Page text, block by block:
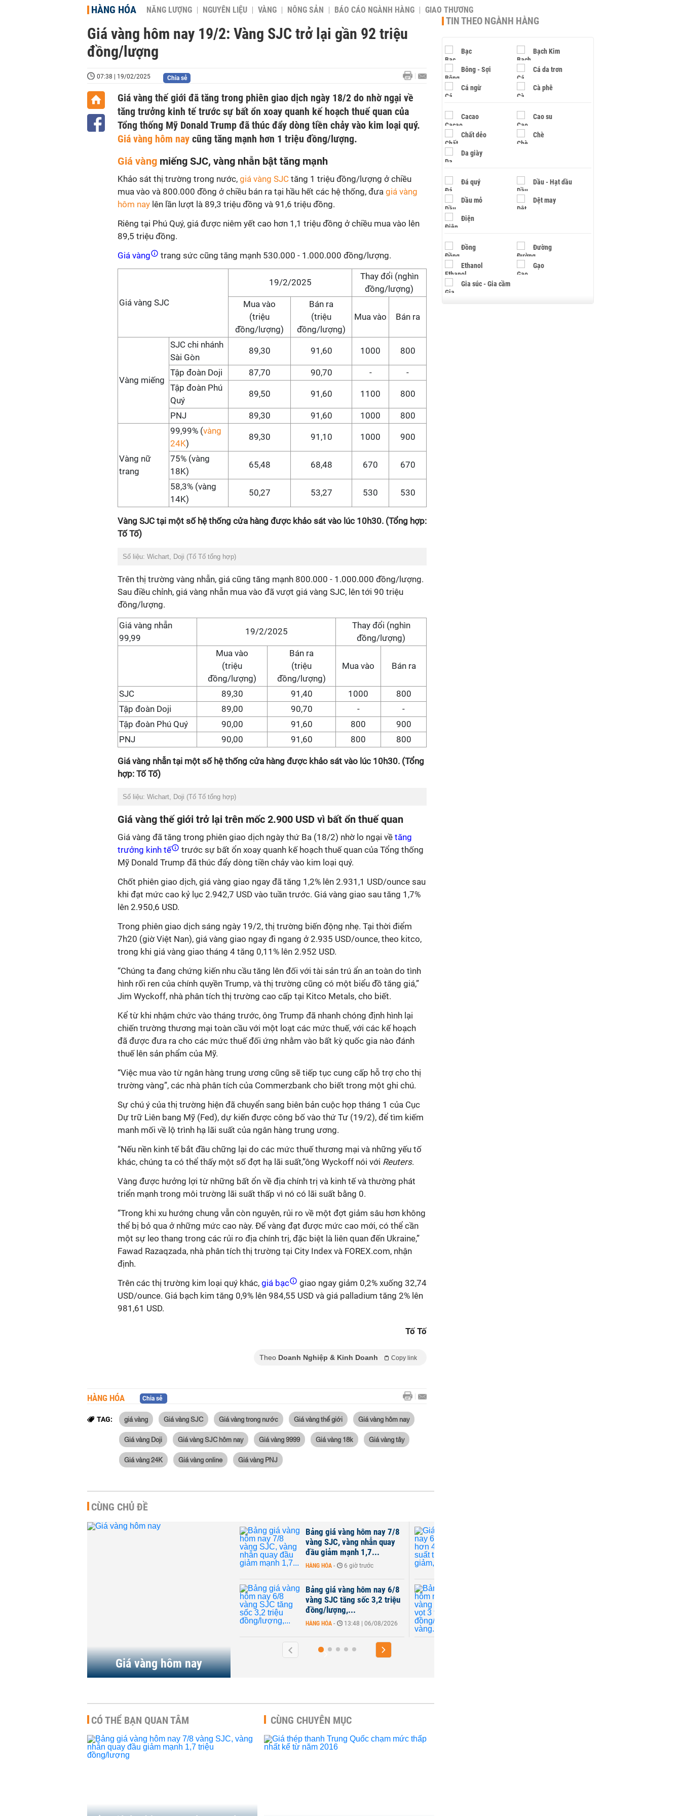
HÀNG HÓA NĂNG LƯỢNG NGUYÊN LIỆU VÀNG NÔNG SẢN BÁO CÁO NGÀNH HÀNG GIAO THƯƠNG
Giá vàng hôm nay 19/2: Vàng SJC trở lại gần 92 triệu
đồng/lượng
07:38 | 19/02/2025 Chia sẻ
Giá vàng thế giới đã tăng trong phiên giao dịch ngày 18/2 do nhờ ngại về
tăng trưởng kinh tế trước sự bất ổn xoay quanh kế hoạch thuế quan của
Tổng thống Mỹ Donald Trump đã thúc đẩy dòng tiền chảy vào kim loại quý.
Giá vàng hôm nay cũng tăng mạnh hơn 1 triệu đồng/lượng.
Giá vàng miếng SJC, vàng nhẫn bật tăng mạnh
Khảo sát thị trường trong nước, giá vàng SJC tăng 1 triệu đồng/lượng ở chiều
mua vào và 800.000 đồng ở chiều bán ra tại hầu hết các hệ thống, đưa giá vàng
hôm nay lên lần lượt là 89,3 triệu đồng và 91,6 triệu đồng.
Riêng tại Phú Quý, giá được niêm yết cao hơn 1,1 triệu đồng ở chiều mua vào lên
89,5 triệu đồng.
Giá vàng
trang sức cũng tăng mạnh 530.000 - 1.000.000 đồng/lượng.
Giá vàng SJC
19/2/2025
Thay đổi (nghìn
đồng/lượng)
Mua vào
(triệu
đồng/lượng)
Bán ra
(triệu
đồng/lượng)
Mua vào Bán ra
Vàng miếng
SJC chi nhánh
Sài Gòn
89,30 91,60 1000 800
Tập đoàn Doji 87,70 90,70 -
-
Tập đoàn Phú
Quý
89,50 91,60 1100 800
PNJ 89,30 91,60 1000 800
Vàng nữ
trang
99,99% (vàng
24K)
89,30 91,10 1000 900
75% (vàng
18K)
65,48 68,48 670 670
58,3% (vàng
14K)
50,27 53,27 530 530
Vàng SJC tại một số hệ thống cửa hàng được khảo sát vào lúc 10h30. (Tổng hợp:
Tố Tố)
Số liệu: Wichart, Doji (Tố Tố tổng hợp)
Trên thị trường vàng nhẫn, giá cũng tăng mạnh 800.000 - 1.000.000 đồng/lượng.
Sau điều chỉnh, giá vàng nhẫn mua vào đã vượt giá vàng SJC, lên tới 90 triệu
đồng/lượng.
Giá vàng nhẫn
99,99
19/2/2025
Thay đổi (nghìn
đồng/lượng)
Mua vào
(triệu
đồng/lượng)
Bán ra
(triệu
đồng/lượng)
Mua vào Bán ra
SJC 89,30 91,40 1000
800
Tập đoàn Doji
89,00 90,70 -
-
Tập đoàn Phú Quý
90,00 91,60 800
900
PNJ
90,00 91,60 800 800
Giá vàng nhẫn tại một số hệ thống cửa hàng được khảo sát vào lúc 10h30. (Tổng
hợp: Tố Tố)
Số liệu: Wichart, Doji (Tố Tố tổng hợp)
Giá vàng thế giới trở lại trên mốc 2.900 USD vì bất ổn thuế quan
Giá vàng đã tăng trong phiên giao dịch ngày thứ Ba (18/2) nhờ lo ngại về tăng
trưởng kinh tế
trước sự bất ổn xoay quanh kế hoạch thuế quan của Tổng thống
Mỹ Donald Trump đã thúc đẩy dòng tiền chảy vào kim loại quý.
Chốt phiên giao dịch, giá vàng giao ngay đã tăng 1,2% lên 2.931,1 USD/ounce sau
khi đạt mức cao kỷ lục 2.942,7 USD vào tuần trước. Giá vàng giao sau tăng 1,7%
lên 2.950,6 USD.
Trong phiên giao dịch sáng ngày 19/2, thị trường biến động nhẹ. Tại thời điểm
7h20 (giờ Việt Nan), giá vàng giao ngay đi ngang ở 2.935 USD/ounce, theo kitco,
trong khi giá vàng giao tháng 4 tăng 0,11% lên 2.952 USD.
“Chúng ta đang chứng kiến nhu cầu tăng lên đối với tài sản trú ẩn an toàn do tình
hình rối ren của chính quyền Trump, và thị trường cũng có một biểu đồ tăng giá,”
Jim Wyckoff, nhà phân tích thị trường cao cấp tại Kitco Metals, cho biết.
Kể từ khi nhậm chức vào tháng trước, ông Trump đã nhanh chóng định hình lại
chiến trường thương mại toàn cầu với một loạt các mức thuế, với các kế hoạch
đã được đưa ra cho các mức thuế đối ứng nhằm vào bất kỳ quốc gia nào đánh
thuế lên sản phẩm của Mỹ.
“Việc mua vào từ ngân hàng trung ương cũng sẽ tiếp tục cung cấp hỗ trợ cho thị
trường vàng”, các nhà phân tích của Commerzbank cho biết trong một ghi chú.
Sự chú ý của thị trường hiện đã chuyển sang biên bản cuộc họp tháng 1 của Cục
Dự trữ Liên bang Mỹ (Fed), dự kiến được công bố vào thứ Tư (19/2), để tìm kiếm
manh mối về lộ trình hạ lãi suất của ngân hàng trung ương.
“Nếu nền kinh tế bắt đầu chững lại do các mức thuế thương mại và những yếu tố
khác, chúng ta có thể thấy một số đợt hạ lãi suất,”ông Wyckoff nói với Reuters.
Vàng được hưởng lợi từ những bất ổn về địa chính trị và kinh tế và thường phát
triển mạnh trong môi trường lãi suất thấp vì nó có lãi suất bằng 0.
“Trong khi xu hướng chung vẫn còn nguyên, rủi ro về một đợt giảm sâu hơn không
thể bị bỏ qua ở những mức cao này. Để vàng đạt được mức cao mới, có thể cần
một sự leo thang trong các rủi ro địa chính trị, đặc biệt là liên quan đến Ukraine,”
Fawad Razaqzada, nhà phân tích thị trường tại City Index và FOREX.com, nhận
định.
Trên các thị trường kim loại quý khác, giá bạc
giao ngay giảm 0,2% xuống 32,74
USD/ounce. Giá bạch kim tăng 0,9% lên 984,55 USD và giá palladium tăng 2% lên
981,61 USD.
Tố Tố
Theo Doanh Nghiệp & Kinh Doanh Copy link
HÀNG HÓA Chia sẻ
TAG: giá vàng Giá vàng SJC Giá vàng trong nước Giá vàng thế giới Giá vàng hôm nay
Giá vàng Doji Giá vàng SJC hôm nay Giá vàng 9999 Giá vàng 18k Giá vàng tây
Giá vàng 24K Giá vàng online Giá vàng PNJ
CÙNG CHỦ ĐỀ
Giá vàng hôm nay
Bảng giá vàng hôm nay 7/8
vàng SJC, vàng nhẫn quay
đầu giảm mạnh 1,7...
HÀNG HÓA - 6 giờ trước
Bảng giá vàng hôm nay 6/8
vàng SJC tăng sốc 3,2 triệu
đồng/lượng,...
HÀNG HÓA - 13:48 | 06/08/2026
CÓ THỂ BẠN QUAN TÂM CÙNG CHUYÊN MỤC
TIN THEO NGÀNH HÀNG
Bạc Bạch Kim
Bông - Sợi Cá da trơn
Cá ngừ Cà phê
Cacao Cao su
Chất dẻo Chè
Da giày
Đá quý Dầu - Hạt dầu
Dầu mỏ Dệt may
Điện
Đồng Đường
Ethanol Gạo
Gia súc - Gia cầm